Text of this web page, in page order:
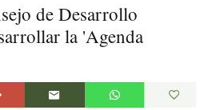
de Desarrollo
la 'Agenda